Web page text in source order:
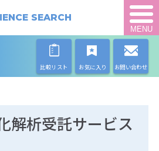
SEARCH
MENU
比較リスト お気に入り お問い合わせ
解析受託サービス